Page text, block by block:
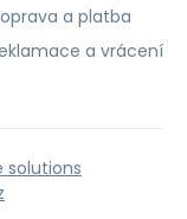
a platba
a vrácení
solutions